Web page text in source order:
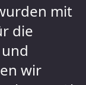
mit
die
wir